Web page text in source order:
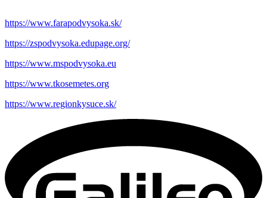
https://www.farapodvysoka.sk/
https://zspodvysoka.edupage.org/
https://www.mspodvysoka.eu
https://www.tkosemetes.org
https://www.regionkysuce.sk/